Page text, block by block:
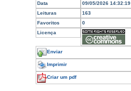
Data
09/05/2026 14:32:19
Leituras
163
Favoritos
0
Licença
Enviar
Imprimir
Criar um pdf